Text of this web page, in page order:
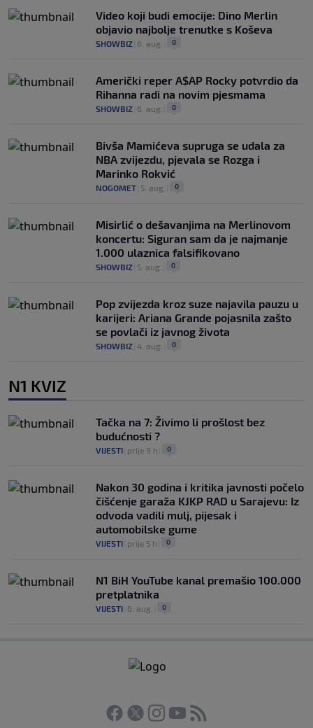
Video koji budi emocije: Dino Merlin
objavio najbolje trenutke s Koševa
SHOWBIZ 6. aug. 0
Američki reper A$AP Rocky potvrdio da
Rihanna radi na novim pjesmama
SHOWBIZ 6. aug. 0
Bivša Mamićeva supruga se udala za
NBA zvijezdu, pjevala se Rozga i
Marinko Rokvić
NOGOMET 5. aug. 0
Misirlić o dešavanjima na Merlinovom
koncertu: Siguran sam da je najmanje
1.000 ulaznica falsifikovano
SHOWBIZ 5. aug. 0
Pop zvijezda kroz suze najavila pauzu u
karijeri: Ariana Grande pojasnila zašto
se povlači iz javnog života
SHOWBIZ 4. aug. 0
N1 KVIZ
Tačka na 7: Živimo li prošlost bez
budućnosti ?
VIJESTI prije 9 h 0
Nakon 30 godina i kritika javnosti počelo
čišćenje garaža KJKP RAD u Sarajevu: Iz
odvoda vadili mulj, pijesak i
automobilske gume
VIJESTI prije 5 h 0
N1 BiH YouTube kanal premašio 100.000
pretplatnika
VIJESTI 6. aug. 0